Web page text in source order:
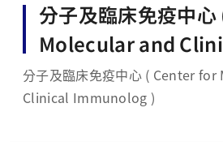
分子及臨床免疫中
Molecular and
log )
分子及臨床免疫中心 ( Center
Clinical Immunolog )